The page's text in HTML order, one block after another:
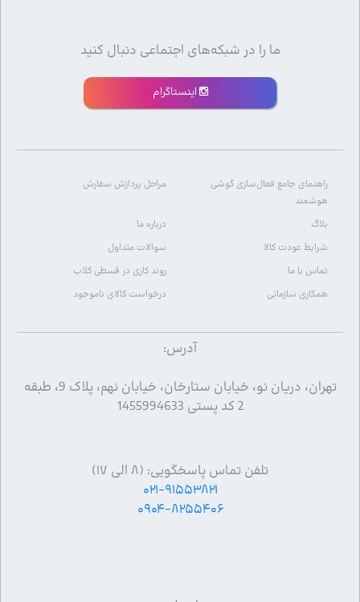
ما را در شبکه‌های اجتماعی دنبال کنید
اینستاگرام
راهنمای جامع فعال‌سازی گوشی
هوشمند
مراحل پردازش سفارش
بلاگ
درباره ما
شرایط عودت کالا
سوالات متداول
تماس با ما
روند کاری در قسطی کلاب
همکاری سازمانی
درخواست کالای ناموجود
آدرس:
تهران، دریان نو، خیابان ستارخان، خیابان نهم، پلاک 9، طبقه
2 کد پستی 1455994633
تلفن تماس پاسخگویی: (۸ الی ۱۷)
۰۲۱-۹۱۵۵۳۸۲۱
۰۹۰۴-۸۲۵۵۴۰۶